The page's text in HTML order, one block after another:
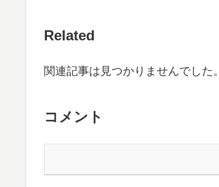
Related
関連記事は見つかりませんでした。
コメント